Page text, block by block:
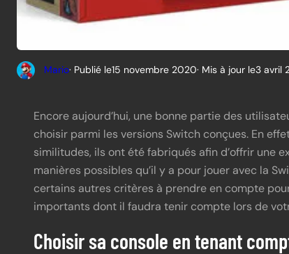
Mario· Publié le15 novembre 2020· Mis à jour le3 avril
Encore aujourd’hui, une bonne partie des
choisir parmi les versions Switch conçues. En
similitudes, ils ont été fabriqués afin d’offrir une
manières possibles qu’il y a pour jouer avec la
certains autres critères à prendre en compte
importants dont il faudra tenir compte lors de
Choisir sa console en tenant